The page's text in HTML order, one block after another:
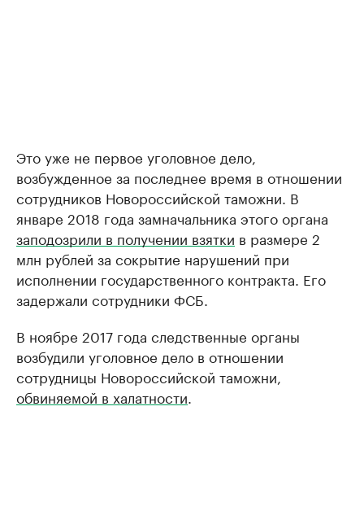
Это уже не первое уголовное дело,
возбужденное за последнее время в отношении
сотрудников Новороссийской таможни. В
январе 2018 года замначальника этого органа
заподозрили в получении взятки в размере 2
млн рублей за сокрытие нарушений при
исполнении государственного контракта. Его
задержали сотрудники ФСБ.
В ноябре 2017 года следственные органы
возбудили уголовное дело в отношении
сотрудницы Новороссийской таможни,
обвиняемой в халатности